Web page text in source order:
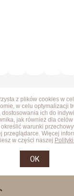
z plików cookies w
w celu optymalizacji
dostosowania ich do
jak również dla
warunki
przeglądarce. Więcej
w części naszej
OK